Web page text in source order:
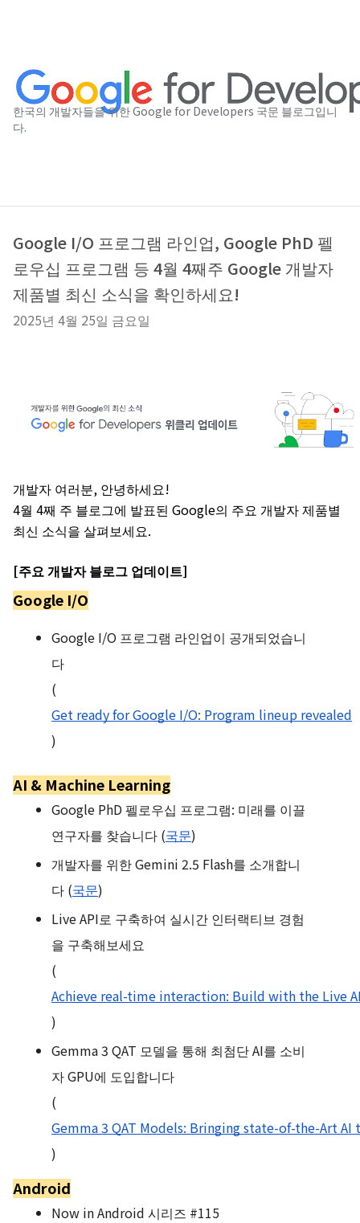
한국의 개발자들을 위한 Google for Developers 국문 블로그입니
다.
Google I/O 프로그램 라인업, Google PhD 펠
로우십 프로그램 등 4월 4째주 Google 개발자
제품별 최신 소식을 확인하세요!
2025년 4월 25일 금요일
개발자 여러분, 안녕하세요!
4월 4째 주 블로그에 발표된 Google의 주요 개발자 제품별
최신 소식을 살펴보세요.
[주요 개발자 블로그 업데이트]
Google I/O
Google I/O 프로그램 라인업이 공개되었습니
다
(
Get ready for Google I/O: Program lineup revealed
)
AI & Machine Learning
Google PhD 펠로우십 프로그램: 미래를 이끌
연구자를 찾습니다 (국문)
개발자를 위한 Gemini 2.5 Flash를 소개합니
다 (국문)
Live API로 구축하여 실시간 인터랙티브 경험
을 구축해보세요
(
Achieve real-time interaction: Build with the Live
)
Gemma 3 QAT 모델을 통해 최첨단 AI를 소비
자 GPU에 도입합니다
(
Gemma 3 QAT Models: Bringing state-of-the-Art AI
)
Android
Now in Android 시리즈 #115